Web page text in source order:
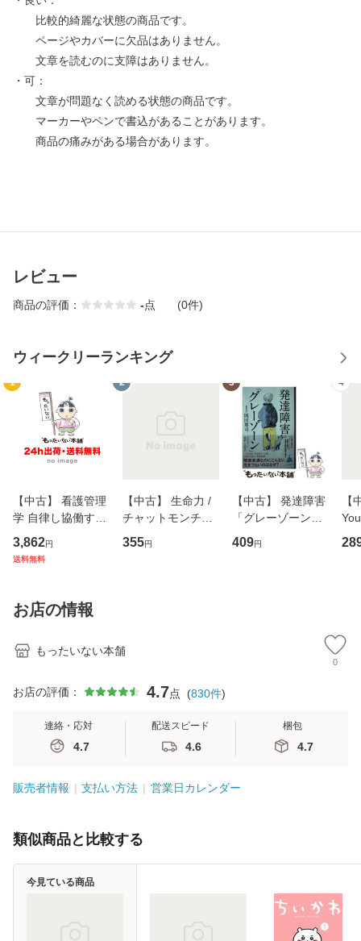
比較的綺麗な状態の商品です。
ページやカバーに欠品はありません。
文章を読むのに支障はありません。
・可：
文章が問題なく読める状態の商品です。
マーカーやペンで書込があることがあります。
商品の痛みがある場合があります。
レビュー
商品の評価： -点 (0件)
ウィークリーランキング
1
【中古】 看護管理
学 自律し協働する
専門職の看護マネ
ジメントスキル 改
恵 藤本幸三 / 南江
堂 [単行
3,862円
送料無料
2
【中古】 生命力 /
チャットモンチー /
キューンレコード
[CD]【メール便送
355円
3
【中古】 発達障害
「グレーゾーン」
その正しい理解と
克服法 (SB新書 57
409円
4
【
のが
お店の情報
もったいない本舗
0
お店の評価： 4.7点 (830件)
連絡・応対
4.7
配送スピード
4.6
梱包
4.7
販売者情報 支払い方法 営業日カレンダー
類似商品と比較する
今見ている商品